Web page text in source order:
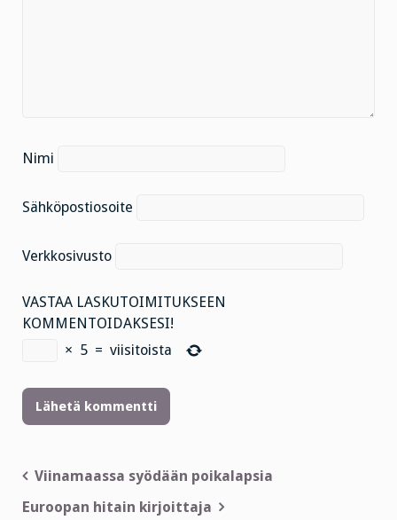
Nimi
Sähköpostiosoite
Verkkosivusto
VASTAA LASKUTOIMITUKSEEN
KOMMENTOIDAKSESI!
× 5 = viisitoista
Artikkelien
selaus
Viinamaassa syödään poikalapsia
Euroopan hitain kirjoittaja